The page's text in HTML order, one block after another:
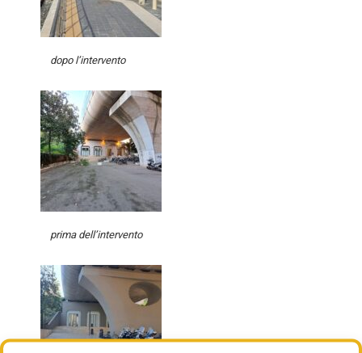
dopo l’intervento
prima dell’intervento